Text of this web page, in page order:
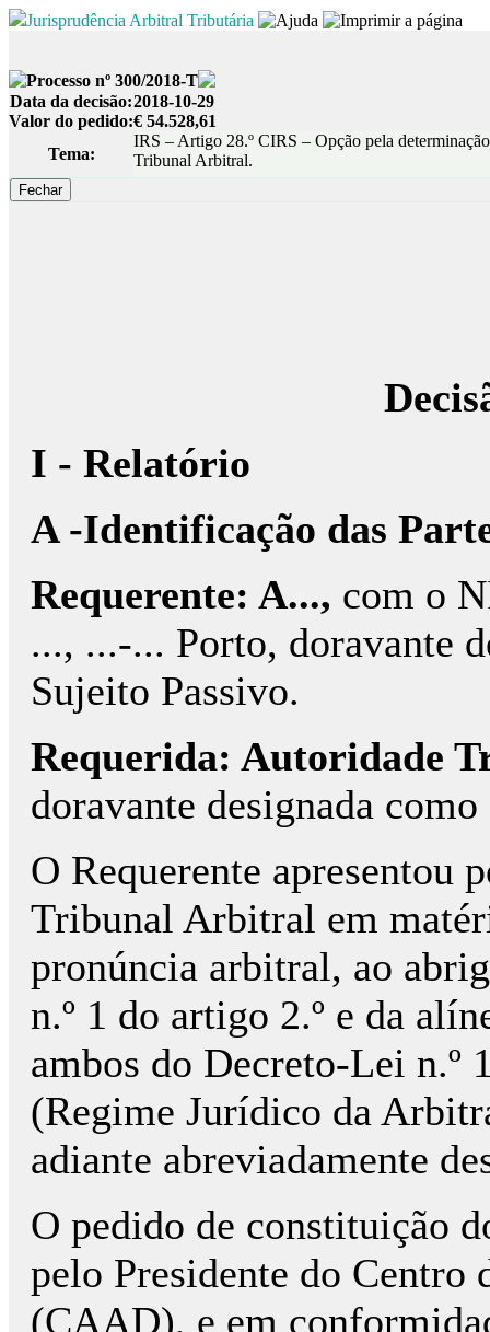
Jurisprudência Arbitral Tributária
Processo nº 300/2018-T
Data da decisão:2018-10-29
Valor do pedido:€ 54.528,61
Tema:
IRS – Artigo 28.º CIRS – Opção pela
Tribunal Arbitral.
I - Relatório
A -Identificação das
Requerente: A..., com o
..., ...-... Porto, doravante
Sujeito Passivo.
Requerida: Autoridade
doravante designada
O Requerente apresentou
Tribunal Arbitral em
pronúncia arbitral, ao
n.º 1 do artigo 2.º e da
ambos do Decreto-Lei n.º
(Regime Jurídico da
adiante abreviadamente
O pedido de constituição
pelo Presidente do
(CAAD), e em